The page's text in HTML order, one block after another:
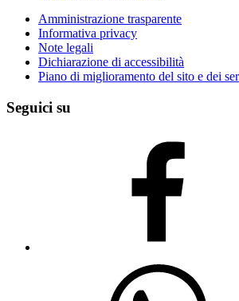
Amministrazione trasparente
Informativa privacy
Note legali
Dichiarazione di accessibilità
Piano di miglioramento del sito e dei
Seguici su